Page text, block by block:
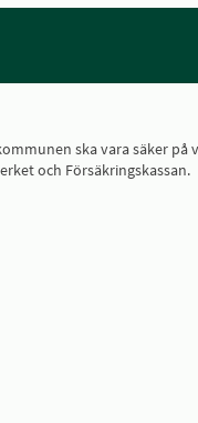
ska vara säker på
och Försäkringskassan.